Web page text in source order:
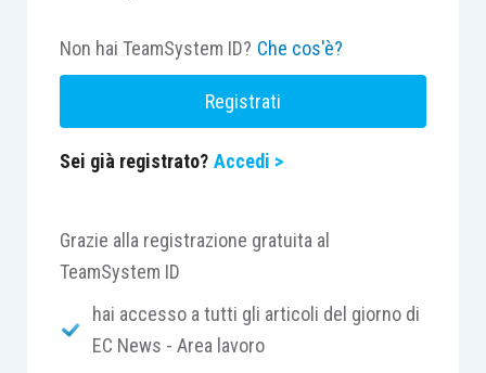
Non hai TeamSystem ID? Che cos'è?
Registrati
Sei già registrato? Accedi >
Grazie alla registrazione gratuita al
TeamSystem ID
hai accesso a tutti gli articoli del giorno di
EC News - Area lavoro